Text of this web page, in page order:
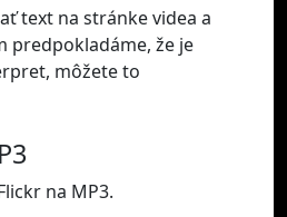
text na stránke videa a
predpokladáme, že je
môžete to
na MP3.